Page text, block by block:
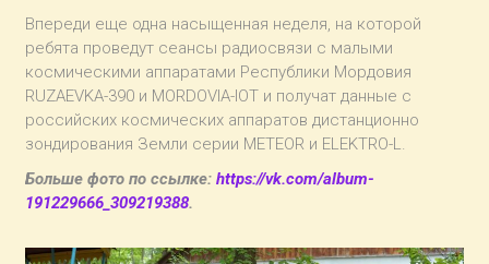
Впереди еще одна насыщенная неделя, на которой
ребята проведут сеансы радиосвязи с малыми
космическими аппаратами Республики Мордовия
RUZAEVKA-390 и MORDOVIA-IOT и получат данные с
российских космических аппаратов дистанционно
зондирования Земли серии METEOR и ELEKTRO-L.
Больше фото по ссылке:https://vk.com/album-
191229666_309219388.